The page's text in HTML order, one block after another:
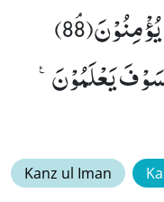
وَ قِیْلِهٖ یٰرَبِّ اِنَّ هٰۤؤُلَآءِ قَوْمٌ لَّا یُؤْمِنُوْنَﭥ(88)
یَعْلَمُوْنَ۠
Kanz ul Iman